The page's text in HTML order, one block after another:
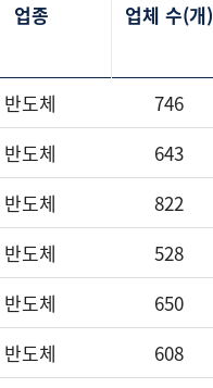
업종 업체 수(개)
반도체 746
반도체 643
반도체 822
반도체 528
반도체 650
반도체 608